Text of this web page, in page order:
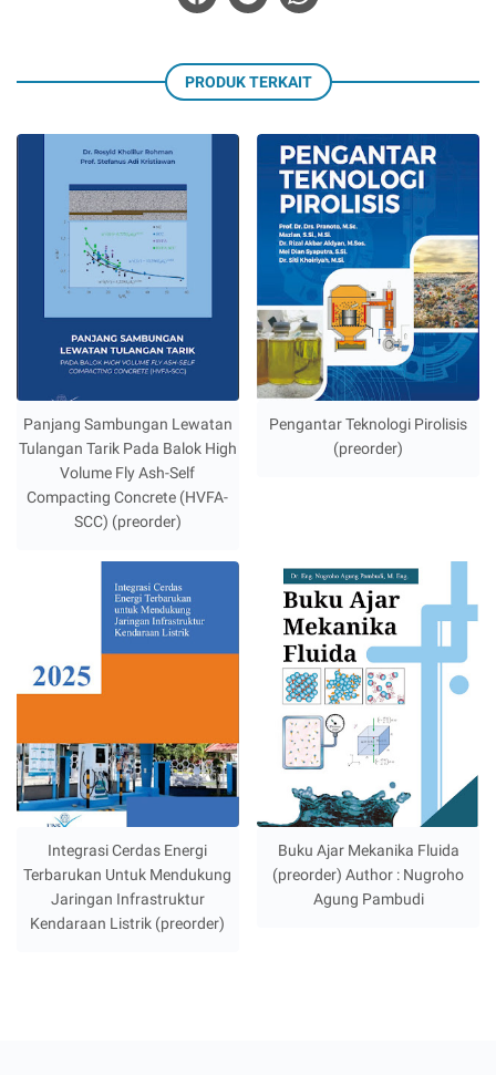
PRODUK TERKAIT
Panjang Sambungan Lewatan
Tulangan Tarik Pada Balok High
Volume Fly Ash-Self
Compacting Concrete (HVFA-
SCC) (preorder)
Pengantar Teknologi Pirolisis
(preorder)
Integrasi Cerdas Energi
Terbarukan Untuk Mendukung
Jaringan Infrastruktur
Kendaraan Listrik (preorder)
Buku Ajar Mekanika Fluida
(preorder) Author : Nugroho
Agung Pambudi